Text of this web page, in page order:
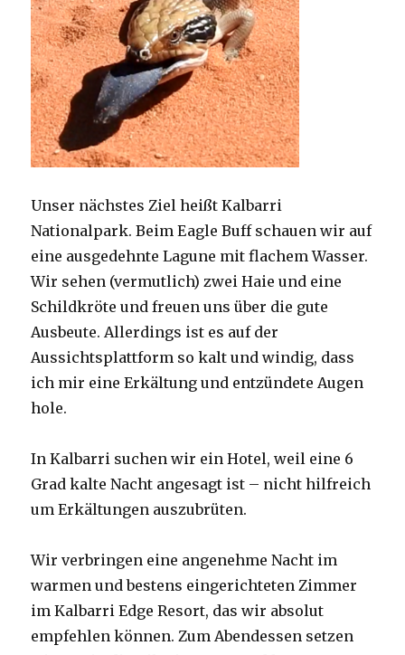
Unser nächstes Ziel heißt Kalbarri
Nationalpark. Beim Eagle Buff schauen wir auf
eine ausgedehnte Lagune mit flachem Wasser.
Wir sehen (vermutlich) zwei Haie und eine
Schildkröte und freuen uns über die gute
Ausbeute. Allerdings ist es auf der
Aussichtsplattform so kalt und windig, dass
ich mir eine Erkältung und entzündete Augen
hole.
In Kalbarri suchen wir ein Hotel, weil eine 6
Grad kalte Nacht angesagt ist – nicht hilfreich
um Erkältungen auszubrüten.
Wir verbringen eine angenehme Nacht im
warmen und bestens eingerichteten Zimmer
im Kalbarri Edge Resort, das wir absolut
empfehlen können. Zum Abendessen setzen